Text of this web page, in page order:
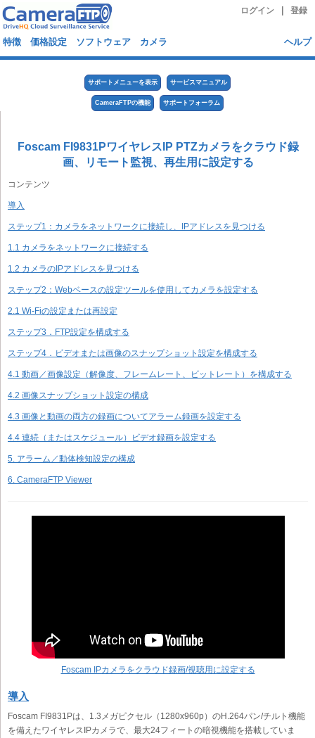
ログイン 登録
特徴 価格設定 ソフトウェア カメラ ヘルプ
サポートメニューを表示 サービスマニュアル
CameraFTPの機能 サポートフォーラム
Foscam FI9831PワイヤレスIP PTZカメラをクラウド録
画、リモート監視、再生用に設定する
コンテンツ
導入
ステップ1：カメラをネットワークに接続し、IPアドレスを見つける
1.1 カメラをネットワークに接続する
1.2 カメラのIPアドレスを見つける
ステップ2：Webベースの設定ツールを使用してカメラを設定する
2.1 Wi-Fiの設定または再設定
ステップ3．FTP設定を構成する
ステップ4．ビデオまたは画像のスナップショット設定を構成する
4.1 動画／画像設定（解像度、フレームレート、ビットレート）を構成する
4.2 画像スナップショット設定の構成
4.3 画像と動画の両方の録画についてアラーム録画を設定する
4.4 連続（またはスケジュール）ビデオ録画を設定する
5. アラーム／動体検知設定の構成
6. CameraFTP Viewer
Foscam IPカメラをクラウド録画/視聴用に設定する
導入
Foscam FI9831Pは、1.3メガピクセル（1280x960p）のH.264パン/チルト機能
を備えたワイヤレスIPカメラで、最大24フィートの暗視機能を搭載していま